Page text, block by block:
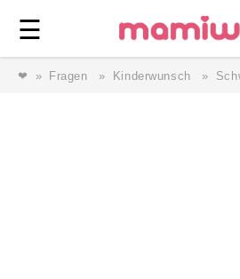
☰ ⎯ Wir lieben
❤ Fragen Kinderwunsch